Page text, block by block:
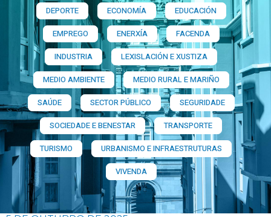
DEPORTE
ECONOMÍA
EDUCACIÓN
EMPREGO
ENERXÍA
FACENDA
INDUSTRIA
LEXISLACIÓN E XUSTIZA
MEDIO AMBIENTE
MEDIO RURAL E MARIÑO
SAÚDE
SECTOR PÚBLICO
SEGURIDADE
SOCIEDADE E BENESTAR
TRANSPORTE
TURISMO
URBANISMO E INFRAESTRUTURAS
VIVENDA